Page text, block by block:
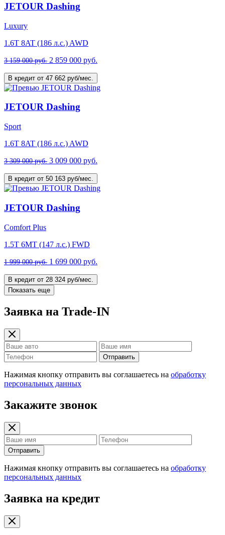
JETOUR Dashing
Luxury
1.6T 8AT (186 л.с.) AWD
3 159 000 руб. 2 859 000 руб.
В кредит от 47 662 руб/мес.
JETOUR Dashing
Sport
1.6T 8AT (186 л.с.) AWD
3 309 000 руб. 3 009 000 руб.
В кредит от 50 163 руб/мес.
JETOUR Dashing
Comfort Plus
1.5T 6МТ (147 л.с.) FWD
1 999 000 руб. 1 699 000 руб.
В кредит от 28 324 руб/мес.
Показать еще
Заявка на Trade-IN
Отправить
Нажимая кнопку отправить вы соглашаетесь на обработку
персональных данных
Закажите звонок
Отправить
Нажимая кнопку отправить вы соглашаетесь на обработку
персональных данных
Заявка на кредит